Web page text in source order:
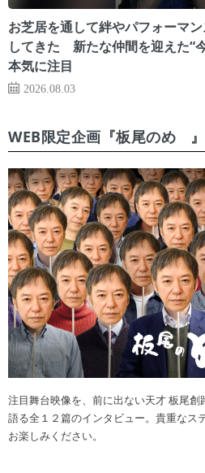
お芝居を通して絆やパフォーマ
してきた 新たな仲間を迎えた“
本気に注目
2026.08.03
WEB限定企画『板尾のめ゙
注目舞台映像を、前に出ない天才 板尾
語る全１２篇のインタビュー。貴重なス
お楽しみください。